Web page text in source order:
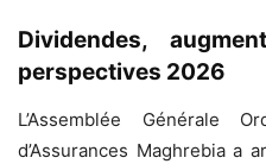
Dividendes,
perspectives 2026
L’Assemblée Générale
d’Assurances Maghrebia a